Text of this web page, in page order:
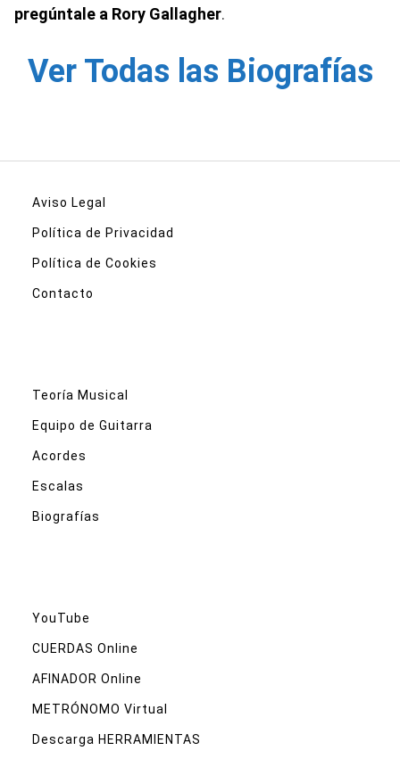
pregúntale a Rory Gallagher.
Ver Todas las Biografías
Aviso Legal
Política de Privacidad
Política de Cookies
Contacto
Teoría Musical
Equipo de Guitarra
Acordes
Escalas
Biografías
YouTube
CUERDAS Online
AFINADOR Online
METRÓNOMO Virtual
Descarga HERRAMIENTAS